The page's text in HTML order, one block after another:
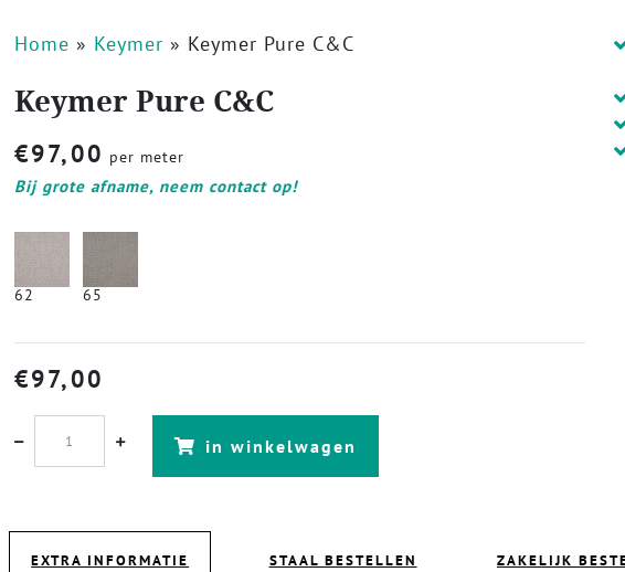
Home » Keymer » Keymer Pure C&C
Keymer Pure C&C
€97,00 per meter
Bij grote afname, neem contact op!
62 65
€97,00
in winkelwagen
EXTRA INFORMATIE STAAL BESTELLEN ZAKELIJK